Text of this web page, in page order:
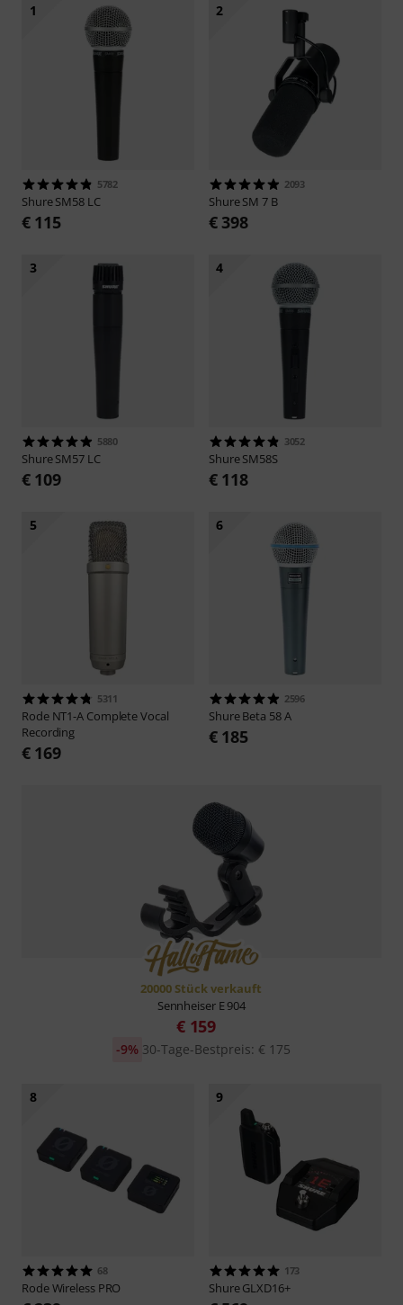
1
5782
ShureSM58 LC
€ 115
2
2093
ShureSM 7 B
€ 398
3
5880
ShureSM57 LC
€ 109
4
3052
ShureSM58S
€ 118
5
5311
Rode NT1-A Complete Vocal
Recording
€ 169
6
2596
ShureBeta 58 A
€ 185
20000 Stück verkauft
Sennheiser E 904
€ 159
30-Tage-Bestpreis: € 175
-9%
8
68
RodeWireless PRO
9
173
ShureGLXD16+